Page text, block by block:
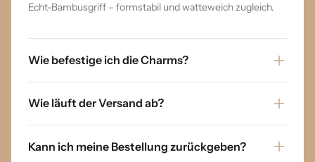
Echt-Bambusgriff – formstabil und watteweich zugleich.
Wie befestige ich die Charms?
Wie läuft der Versand ab?
Kann ich meine Bestellung zurückgeben?